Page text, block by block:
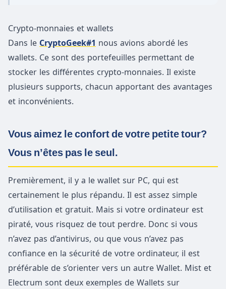
Crypto-monnaies et wallets
Dans le CryptoGeek#1 nous avions abordé les
wallets. Ce sont des portefeuilles permettant de
stocker les différentes crypto-monnaies. Il existe
plusieurs supports, chacun apportant des avantages
et inconvénients.
Vous aimez le confort de votre petite tour?
Vous n’êtes pas le seul.
Premièrement, il y a le wallet sur PC, qui est
certainement le plus répandu. Il est assez simple
d’utilisation et gratuit. Mais si votre ordinateur est
piraté, vous risquez de tout perdre. Donc si vous
n’avez pas d’antivirus, ou que vous n’avez pas
confiance en la sécurité de votre ordinateur, il est
préférable de s’orienter vers un autre Wallet. Mist et
Electrum sont deux exemples de Wallets sur